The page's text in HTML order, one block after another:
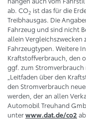
ab. CO2 ist das für die
Treibhausgas. Die
Fahrzeug und sind nicht
allein Vergleichszwecken
Fahrzeugtypen. Weitere
Kraftstoffverbrauch, den
ggf. zum
„Leitfaden über den
den Stromverbrauch
werden, der an allen
Automobil Treuhand
unterwww.dat.de/co2